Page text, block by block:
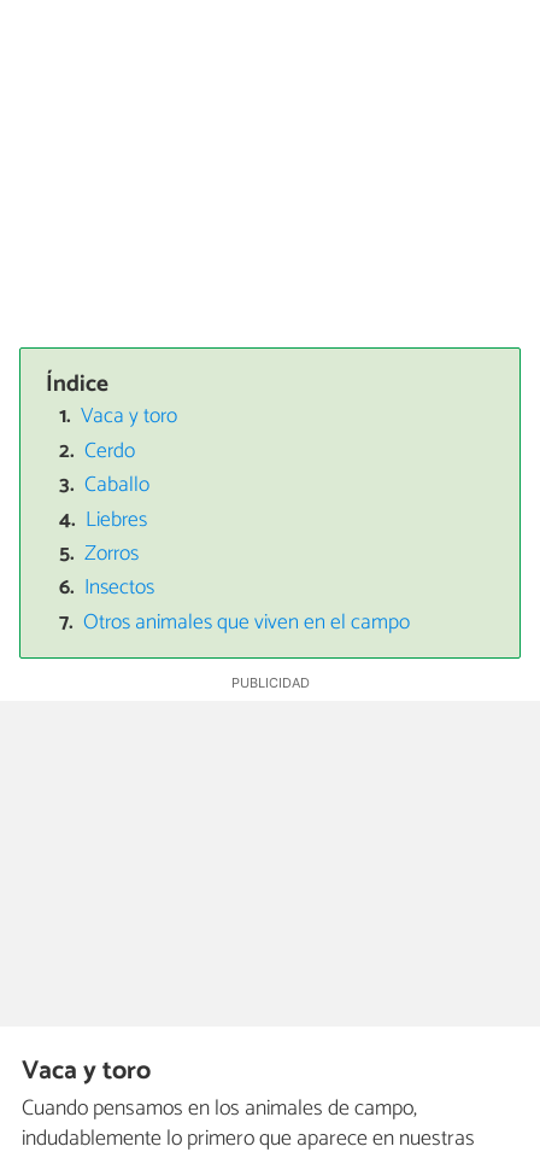
Índice
Vaca y toro
Cerdo
Caballo
Liebres
Zorros
Insectos
Otros animales que viven en el campo
Vaca y toro
Cuando pensamos en los animales de campo,
indudablemente lo primero que aparece en nuestras